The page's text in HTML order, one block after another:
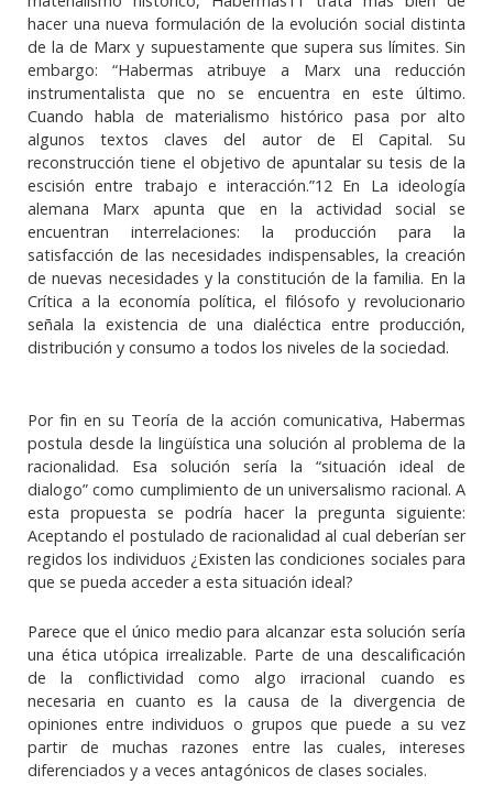
hacer una nueva formulación de la evolución social distinta
de la de Marx y supuestamente que supera sus límites. Sin
embargo: “Habermas atribuye a Marx una reducción
instrumentalista que no se encuentra en este último.
Cuando habla de materialismo histórico pasa por alto
algunos textos claves del autor de El Capital. Su
reconstrucción tiene el objetivo de apuntalar su tesis de la
escisión entre trabajo e interacción.”12 En La ideología
alemana Marx apunta que en la actividad social se
encuentran interrelaciones: la producción para la
satisfacción de las necesidades indispensables, la creación
de nuevas necesidades y la constitución de la familia. En la
Crítica a la economía política, el filósofo y revolucionario
señala la existencia de una dialéctica entre producción,
distribución y consumo a todos los niveles de la sociedad.
Por fin en su Teoría de la acción comunicativa, Habermas
postula desde la lingüística una solución al problema de la
racionalidad. Esa solución sería la “situación ideal de
dialogo” como cumplimiento de un universalismo racional. A
esta propuesta se podría hacer la pregunta siguiente:
Aceptando el postulado de racionalidad al cual deberían ser
regidos los individuos ¿Existen las condiciones sociales para
que se pueda acceder a esta situación ideal?
Parece que el único medio para alcanzar esta solución sería
una ética utópica irrealizable. Parte de una descalificación
de la conflictividad como algo irracional cuando es
necesaria en cuanto es la causa de la divergencia de
opiniones entre individuos o grupos que puede a su vez
partir de muchas razones entre las cuales, intereses
diferenciados y a veces antagónicos de clases sociales.